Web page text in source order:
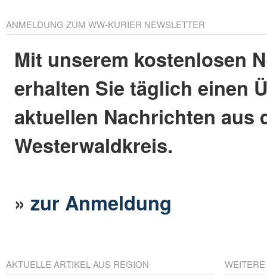
ANMELDUNG ZUM WW-KURIER NEWSLETTER
Mit unserem kostenlosen
erhalten Sie täglich einen
aktuellen Nachrichten aus
Westerwaldkreis.
»zur Anmeldung
AKTUELLE ARTIKEL AUS REGION